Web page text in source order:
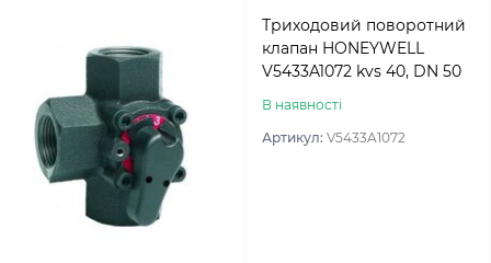
Триходовий поворотний
клапан HONEYWELL
V5433A1072 kvs 40, DN 50
В наявності
Артикул: V5433A1072